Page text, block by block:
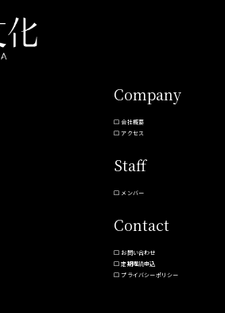
Company
会社概要
アクセス
Staff
メンバー
Contact
お問い合わせ
定期購読申込
プライバシーポリシー